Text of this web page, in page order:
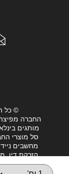
© כל
החברה
מותגים
סל מוצרי
מחשבים
הזרקת דיו,
חלקי מחשב,